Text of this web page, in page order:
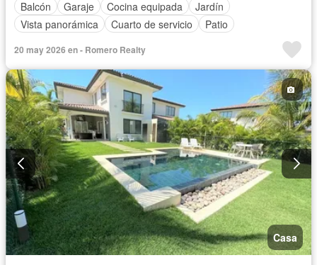
Balcón
Garaje Cocina equipada
Jardín
Vista panorámica
Cuarto de servicio Patio
20 may 2026 en - Romero Realty
Casa